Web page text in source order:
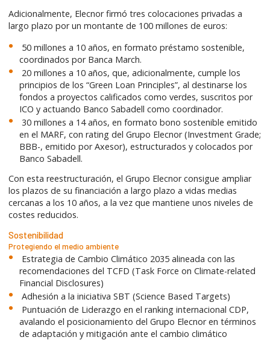
Adicionalmente, Elecnor firmó tres colocaciones privadas a
largo plazo por un montante de 100 millones de euros:
50 millones a 10 años, en formato préstamo sostenible,
coordinados por Banca March.
20 millones a 10 años, que, adicionalmente, cumple los
principios de los “Green Loan Principles”, al destinarse los
fondos a proyectos calificados como verdes, suscritos por
ICO y actuando Banco Sabadell como coordinador.
30 millones a 14 años, en formato bono sostenible emitido
en el MARF, con rating del Grupo Elecnor (Investment Grade;
BBB-, emitido por Axesor), estructurados y colocados por
Banco Sabadell.
Con esta reestructuración, el Grupo Elecnor consigue ampliar
los plazos de su financiación a largo plazo a vidas medias
cercanas a los 10 años, a la vez que mantiene unos niveles de
costes reducidos.
Sostenibilidad
Protegiendo el medio ambiente
Estrategia de Cambio Climático 2035 alineada con las
recomendaciones del TCFD (Task Force on Climate-related
Financial Disclosures)
Adhesión a la iniciativa SBT (Science Based Targets)
Puntuación de Liderazgo en el ranking internacional CDP,
avalando el posicionamiento del Grupo Elecnor en términos
de adaptación y mitigación ante el cambio climático